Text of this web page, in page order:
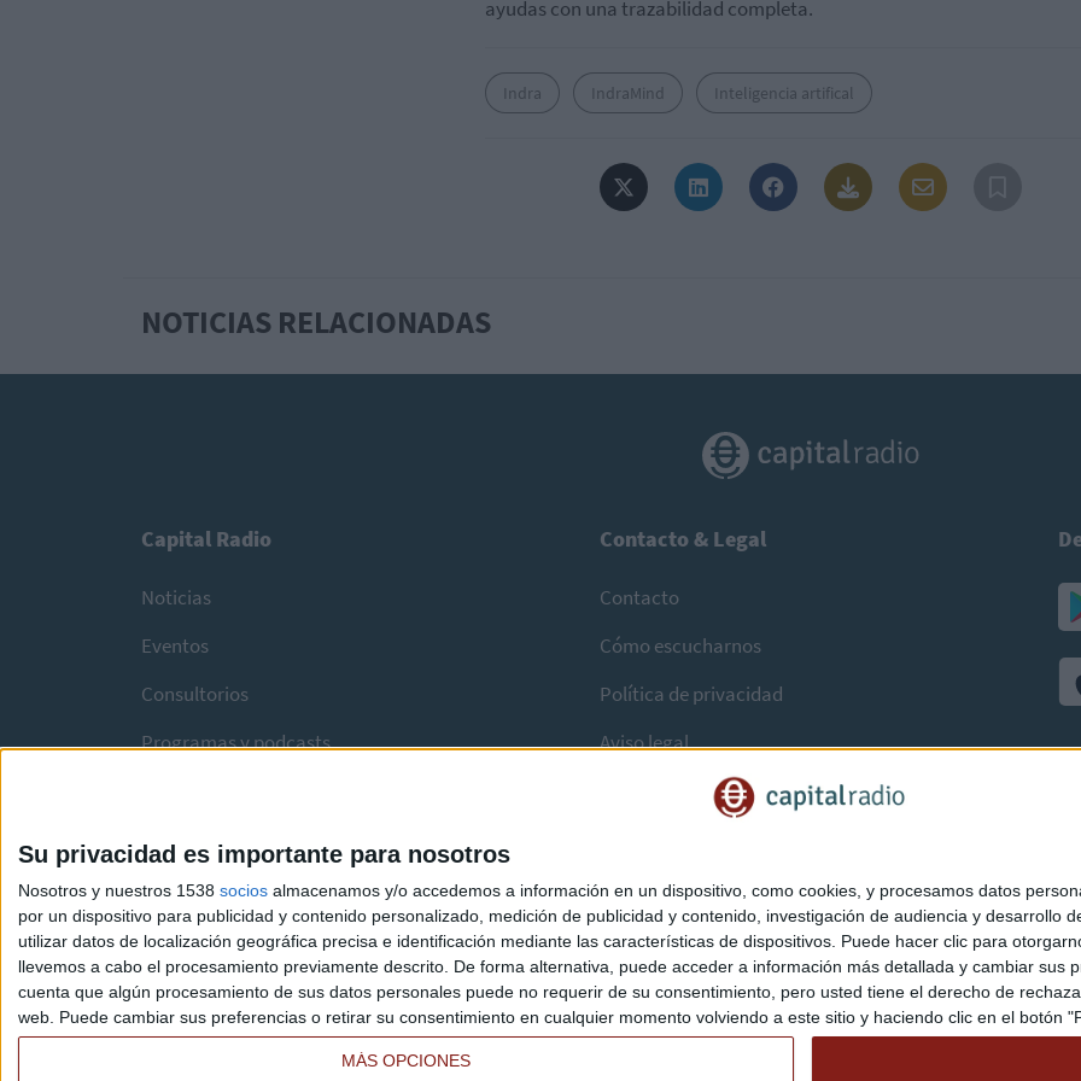
Su privacidad es importante para nosotros
Nosotros y nuestros 1538 socios almacenamos y/o accedemos a información en un dispositivo, como cookies, y procesamos datos
por un dispositivo para publicidad y contenido personalizado, medición de publicidad y contenido, investigación de audiencia y desarrollo
utilizar datos de localización geográfica precisa e identificación mediante las características de dispositivos. Puede hacer clic para
llevemos a cabo el procesamiento previamente descrito. De forma alternativa, puede acceder a información más detallada y cambiar sus
cuenta que algún procesamiento de sus datos personales puede no requerir de su consentimiento, pero usted tiene el derecho de
web. Puede cambiar sus preferencias o retirar su consentimiento en cualquier momento volviendo a este sitio y haciendo clic en el botón
MÁS OPCIONES
ayudas con una trazabilidad completa.
Indra IndraMind Inteligencia artifical
NOTICIAS RELACIONADAS
Capital Radio
Noticias
Eventos
Consultorios
Programas y podcasts
Contacto & Legal
Contacto
Cómo escucharnos
Política de privacidad
Aviso legal